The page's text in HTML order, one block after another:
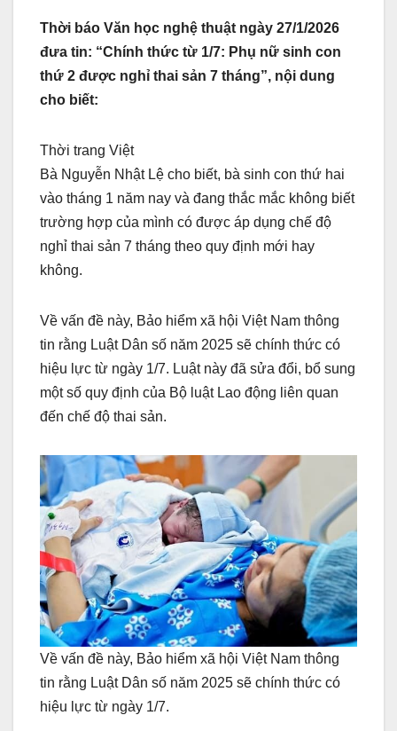
Thời báo Văn học nghệ thuật ngày 27/1/2026
đưa tin: “Chính thức từ 1/7: Phụ nữ sinh con
thứ 2 được nghỉ thai sản 7 tháng”, nội dung
cho biết:
Thời trang Việt
Bà Nguyễn Nhật Lệ cho biết, bà sinh con thứ hai
vào tháng 1 năm nay và đang thắc mắc không biết
trường hợp của mình có được áp dụng chế độ
nghỉ thai sản 7 tháng theo quy định mới hay
không.
Về vấn đề này, Bảo hiểm xã hội Việt Nam thông
tin rằng Luật Dân số năm 2025 sẽ chính thức có
hiệu lực từ ngày 1/7. Luật này đã sửa đổi, bổ sung
một số quy định của Bộ luật Lao động liên quan
đến chế độ thai sản.
Về vấn đề này, Bảo hiểm xã hội Việt Nam thông
tin rằng Luật Dân số năm 2025 sẽ chính thức có
hiệu lực từ ngày 1/7.